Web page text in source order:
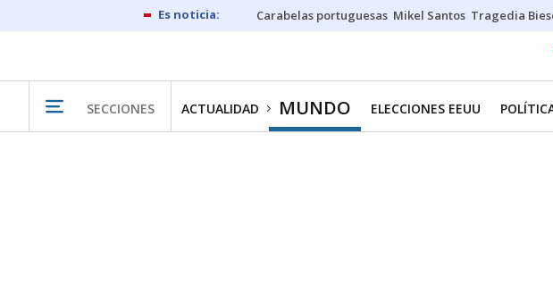
Carabelas portuguesas Mikel Santos Tragedia
SECCIONES ACTUALIDAD MUNDO ELECCIONES EEUU